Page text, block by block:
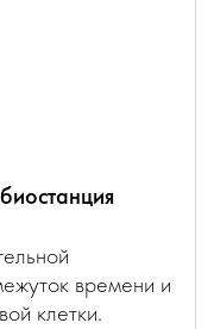
времени и
клетки.